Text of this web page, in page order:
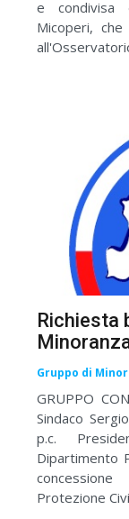
e condivisa
Micoperi,
Richiesta
Gruppo di
GRUPPO
Sindaco
p.c.
Dipartimento
Protezione